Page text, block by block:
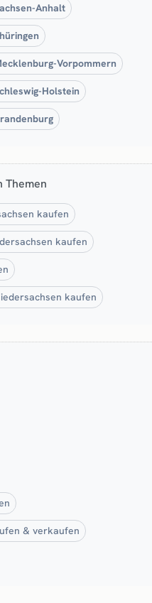
Anhalt
Vorpommern
Holstein
Themen
kaufen
kaufen
kaufen
& verkaufen